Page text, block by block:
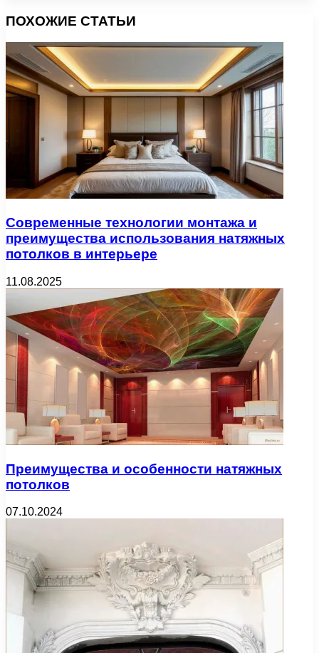
ПОХОЖИЕ СТАТЬИ
Современные технологии монтажа и
преимущества использования натяжных
потолков в интерьере
11.08.2025
Преимущества и особенности натяжных
потолков
07.10.2024